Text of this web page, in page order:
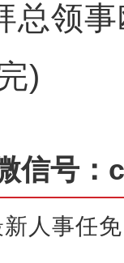
总领
)
微信号
人事任